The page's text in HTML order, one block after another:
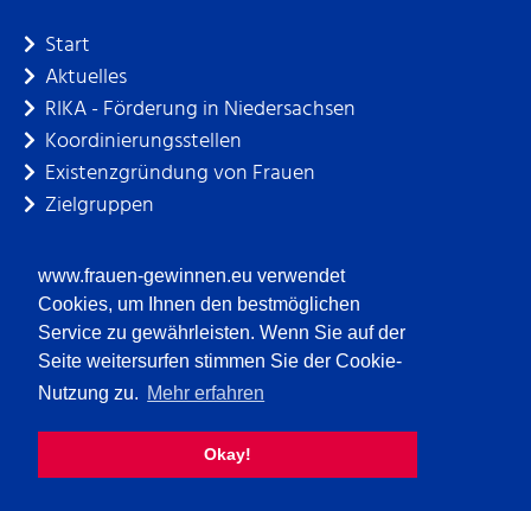
www.frauen-gewinnen.eu verwendet
Cookies, um Ihnen den bestmöglichen
Service zu gewährleisten. Wenn Sie auf der
Seite weitersurfen stimmen Sie der Cookie-
Nutzung zu. Mehr erfahren
Okay!
Start
Aktuelles
RIKA - Förderung in Niedersachsen
Koordinierungsstellen
Existenzgründung von Frauen
Zielgruppen
Netzwerke
Rechtliches
Wissenschaftliches
Terminkalender
Newsletter
Impressum Datenschutz Barrierefreiheit